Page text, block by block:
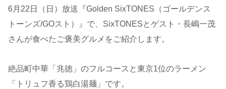
6月22日（日）放送『Golden SixTONES（ゴールデンス
トーンズ/GOスト ）』で、SixTONESとゲスト・長嶋一茂
さんが食べたご褒美グルメをご紹介します。
絶品町中華「兆徳」のフルコースと東京1位のラーメン
「トリュフ香る鶏白湯麺」です。